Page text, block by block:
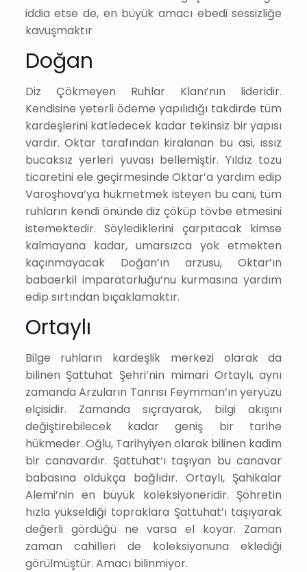
iddia etse de, en büyük amacı ebedi sessizliğe
kavuşmaktır
Doğan
Diz Çökmeyen Ruhlar Klanı’nın lideridir.
Kendisine yeterli ödeme yapılıdığı takdirde tüm
kardeşlerini katledecek kadar tekinsiz bir yapısı
vardır. Oktar tarafından kiralanan bu asi, ıssız
bucaksız yerleri yuvası bellemiştir. Yıldız tozu
ticaretini ele geçirmesinde Oktar’a yardım edip
Varoşhova’ya hükmetmek isteyen bu cani, tüm
ruhların kendi önünde diz çöküp tövbe etmesini
istemektedir. Söylediklerini çarpıtacak kimse
kalmayana kadar, umarsızca yok etmekten
kaçınmayacak Doğan’ın arzusu, Oktar’ın
babaerkil imparatorluğu’nu kurmasına yardım
edip sırtından bıçaklamaktır.
Ortaylı
Bilge ruhların kardeşlik merkezi olarak da
bilinen Şattuhat Şehri’nin mimari Ortaylı, aynı
zamanda Arzuların Tanrısı Feymman’ın yeryüzü
elçisidir. Zamanda sıçrayarak, bilgi akışını
değiştirebilecek kadar geniş bir tarihe
hükmeder. Oğlu, Tarihyiyen olarak bilinen kadim
bir canavardır. Şattuhat’ı taşıyan bu canavar
babasına oldukça bağlıdır. Ortaylı, Şahikalar
Alemi’nin en büyük koleksiyoneridir. Şöhretin
hızla yükseldiği topraklara Şattuhat’ı taşıyarak
değerli gördüğü ne varsa el koyar. Zaman
zaman cahilleri de koleksiyonuna eklediği
görülmüştür. Amacı bilinmiyor.